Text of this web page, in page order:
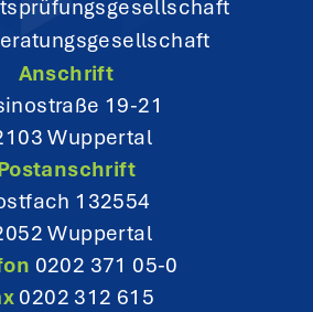
Anschrift
19-21
Wuppertal
132554
Wuppertal
0202 371 05-0
0202 312 615